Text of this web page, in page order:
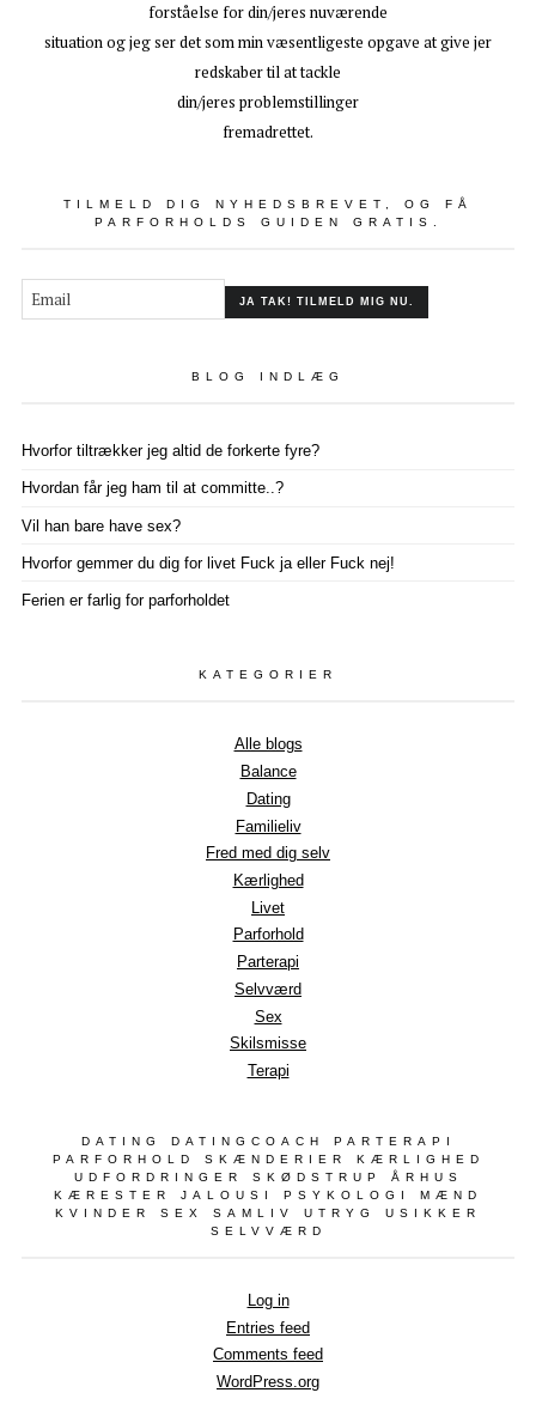
forståelse for din/jeres nuværende
situation og jeg ser det som min væsentligeste opgave at give jer
redskaber til at tackle
din/jeres problemstillinger
fremadrettet.
TILMELD DIG NYHEDSBREVET, OG FÅ
PARFORHOLDS GUIDEN GRATIS.
BLOG INDLÆG
Hvorfor tiltrækker jeg altid de forkerte fyre?
Hvordan får jeg ham til at committe..?
Vil han bare have sex?
Hvorfor gemmer du dig for livet Fuck ja eller Fuck nej!
Ferien er farlig for parforholdet
KATEGORIER
Alle blogs
Balance
Dating
Familieliv
Fred med dig selv
Kærlighed
Livet
Parforhold
Parterapi
Selvværd
Sex
Skilsmisse
Terapi
DATING DATINGCOACH PARTERAPI
PARFORHOLD SKÆNDERIER KÆRLIGHED
UDFORDRINGER SKØDSTRUP ÅRHUS
KÆRESTER JALOUSI PSYKOLOGI MÆND
KVINDER SEX SAMLIV UTRYG USIKKER
SELVVÆRD
Log in
Entries feed
Comments feed
WordPress.org